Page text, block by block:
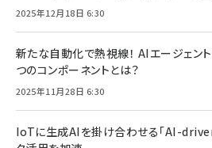
2025年12月18日 6:30
新たな自動化で熱視線！ AIエージェン
つのコンポーネントとは？
2025年11月28日 6:30
IoTに生成AIを掛け合わせる「AI-